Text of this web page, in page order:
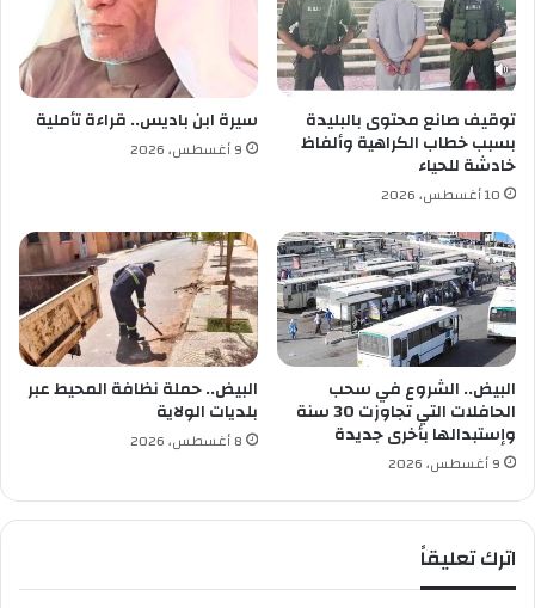
س
ع
و
د
ب
و
ج
ر
ي
و
توقيف صانع محتوى بالبليدة
بسبب خطاب الكراهية وألفاظ
خادشة للحياء
10 أغسطس، 2026
سيرة ابن باديس.. قراءة تأملية
9 أغسطس، 2026
البيض.. الشروع في سحب
الحافلات التي تجاوزت 30 سنة
وإستبدالها بأخرى جديدة
9 أغسطس، 2026
البيض.. حملة نظافة المحيط عبر
بلديات الولاية
8 أغسطس، 2026
اترك تعليقاً